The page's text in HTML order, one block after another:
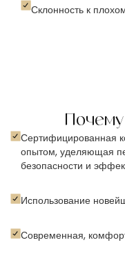
Склонность к
Сертифицированная
опытом, уделяющая
безопасности и
Использование
Современная,